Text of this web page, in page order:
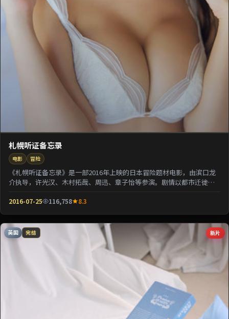
札幌听证备忘录
电影 冒险
《札幌听证备忘录》是一部2016年上映的日本冒险题材电影，由滨口龙
介执导，许光汉、木村拓哉、周迅、章子怡等参演。剧情以都市迁徙为
2016-07-25 116,758 8.3
新片
英国 完结